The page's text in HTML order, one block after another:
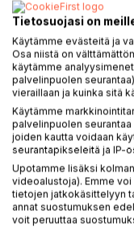
KUVAUS
Many students find
During the 1990s, in
"Solfège in the
research project
middle-grade and
develop a CAI
theory and ear-
Tietosuojasi on
Käytämme evästeitä ja
Osa niistä on
käytämme
palvelinpuolen
vieraillaan ja kuinka sitä
Käytämme
palvelinpuolen
joiden kautta voidaan
seurantapikseleitä ja IP-
Upotamme lisäksi
videoalustoja). Emme
tietojen jatkokäsittelyyn
annat suostumuksen
voit peruuttaa